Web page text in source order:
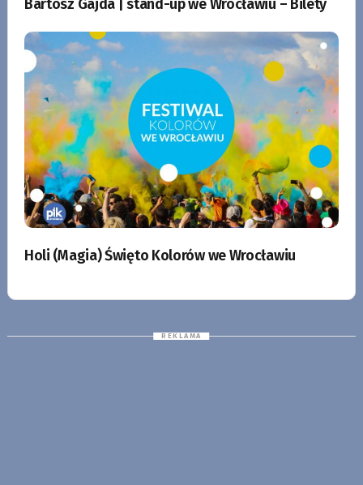
Bartosz Gajda | stand-up we Wrocławiu – Bilety
Holi (Magia) Święto Kolorów we Wrocławiu